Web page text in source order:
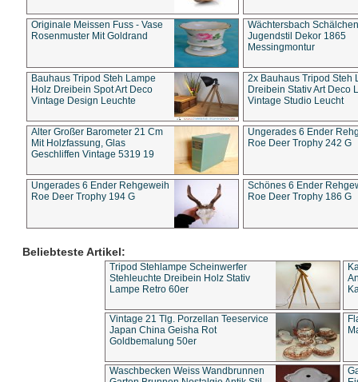
Originale Meissen Fuss - Vase
Rosenmuster Mit Goldrand
Wächtersbach Schälchen
Jugendstil Dekor 1865
Messingmontur
Bauhaus Tripod Steh Lampe
Holz Dreibein Spot Art Deco
Vintage Design Leuchte
2x Bauhaus Tripod Steh
Dreibein Stativ Art Deco
Vintage Studio Leucht
Alter Großer Barometer 21 Cm
Mit Holzfassung, Glas
Geschliffen Vintage 5319 19
Ungerades 6 Ender
Roe Deer Trophy 242 G
Ungerades 6 Ender Rehgeweih
Roe Deer Trophy 194 G
Schönes 6 Ender
Roe Deer Trophy 186 G
Beliebteste Artikel:
Tripod Stehlampe Scheinwerfer
Stehleuchte Dreibein Holz Stativ
Lampe Retro 60er
Vintage 21 Tlg. Porzellan Teeservice
Japan China Geisha Rot
Goldbemalung 50er
Waschbecken Weiss Wandbrunnen